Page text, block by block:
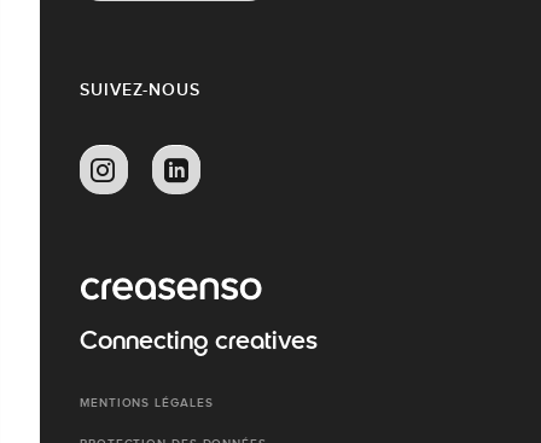
SUIVEZ-NOUS
Connecting creatives
MENTIONS LÉGALES